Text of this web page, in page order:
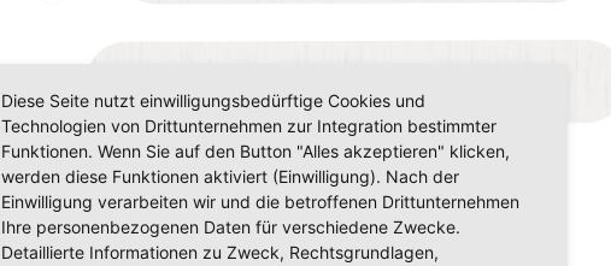
Diese Seite nutzt einwilligungsbedürftige Cookies und
Technologien von Drittunternehmen zur Integration bestimmter
Funktionen. Wenn Sie auf den Button "Alles akzeptieren" klicken,
werden diese Funktionen aktiviert (Einwilligung). Nach der
Einwilligung verarbeiten wir und die betroffenen Drittunternehmen
Ihre personenbezogenen Daten für verschiedene Zwecke.
Detaillierte Informationen zu Zweck, Rechtsgrundlagen,